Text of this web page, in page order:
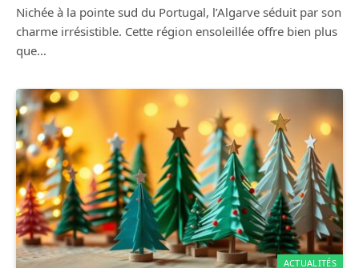
Nichée à la pointe sud du Portugal, l’Algarve séduit par son
charme irrésistible. Cette région ensoleillée offre bien plus
que…
ACTUALITÉS